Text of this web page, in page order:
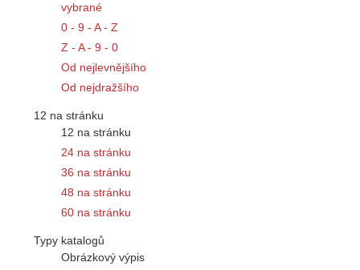
vybrané
0 - 9 - A - Z
Z - A - 9 - 0
Od nejlevnějšího
Od nejdražšího
12 na stránku
12 na stránku
24 na stránku
36 na stránku
48 na stránku
60 na stránku
Typy katalogů
Obrázkový výpis